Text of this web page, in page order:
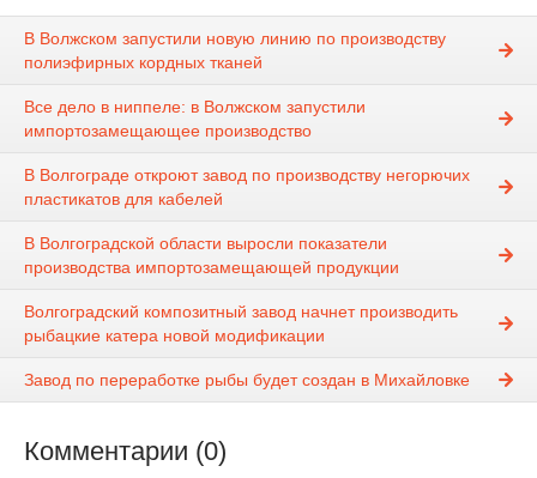
В Волжском запустили новую линию по производству
полиэфирных кордных тканей
Все дело в ниппеле: в Волжском запустили
импортозамещающее производство
В Волгограде откроют завод по производству негорючих
пластикатов для кабелей
В Волгоградской области выросли показатели
производства импортозамещающей продукции
Волгоградский композитный завод начнет производить
рыбацкие катера новой модификации
Завод по переработке рыбы будет создан в Михайловке
Комментарии (0)